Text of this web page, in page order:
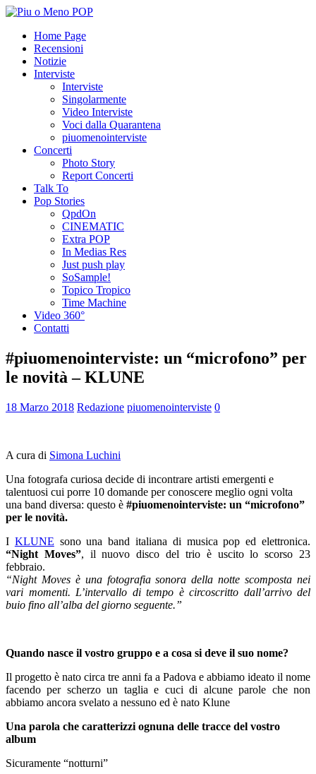
Home Page
Recensioni
Notizie
Interviste
Interviste
Singolarmente
Video Interviste
Voci dalla Quarantena
piuomenointerviste
Concerti
Photo Story
Report Concerti
Talk To
Pop Stories
QpdOn
CINEMATIC
Extra POP
In Medias Res
Just push play
SoSample!
Topico Tropico
Time Machine
Video 360°
Contatti
#piuomenointerviste: un “microfono” per
le novità – KLUNE
18 Marzo 2018 Redazione piuomenointerviste 0
A cura di Simona Luchini
Una fotografa curiosa decide di incontrare artisti emergenti e
talentuosi cui porre 10 domande per conoscere meglio ogni volta
una band diversa: questo è #piuomenointerviste: un “microfono”
per le novità.
I KLUNE sono una band italiana di musica pop ed elettronica.
“Night Moves”, il nuovo disco del trio è uscito lo scorso 23
febbraio.
“Night Moves è una fotografia sonora della notte scomposta nei
vari momenti. L’intervallo di tempo è circoscritto dall’arrivo del
buio fino all’alba del giorno seguente.”
Quando nasce il vostro gruppo e a cosa si deve il suo nome?
Il progetto è nato circa tre anni fa a Padova e abbiamo ideato il nome
facendo per scherzo un taglia e cuci di alcune parole che non
abbiamo ancora svelato a nessuno ed è nato Klune
Una parola che caratterizzi ognuna delle tracce del vostro
album
Sicuramente “notturni”